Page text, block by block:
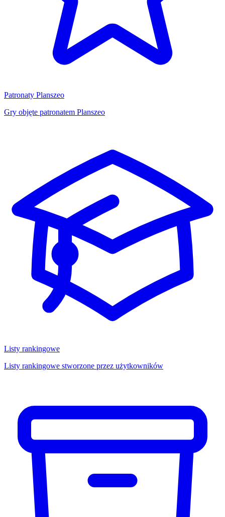
Patronaty Planszeo
Gry objęte patronatem Planszeo
Listy rankingowe
Listy rankingowe stworzone przez użytkowników